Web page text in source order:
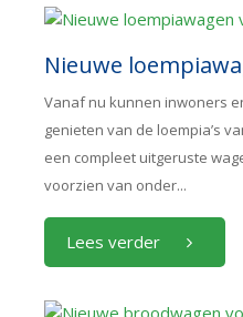
Nieuwe
Vanaf nu kunnen inwoners
genieten van de loempia’s
een compleet uitgeruste
voorzien van onder...
Lees verder